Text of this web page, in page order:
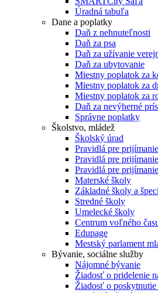
Úradná tabuľa
Dane a poplatky
Daň z nehnuteľnosti
Daň za psa
Daň za užívanie
Daň za ubytovanie
Miestny poplatok za
Miestny poplatok za
Miestny poplatok za
Daň za nevýherné
Správne poplatky
Školstvo, mládež
Školský úrad
Pravidlá pre
Pravidlá pre
Pravidlá pre
Materské školy
Základné školy a
Stredné školy
Umelecké školy
Centrum voľného
Edupage
Mestský parlament
Bývanie, sociálne služby
Nájomné bývanie
Žiadosť o pridelenie
Žiadosť o